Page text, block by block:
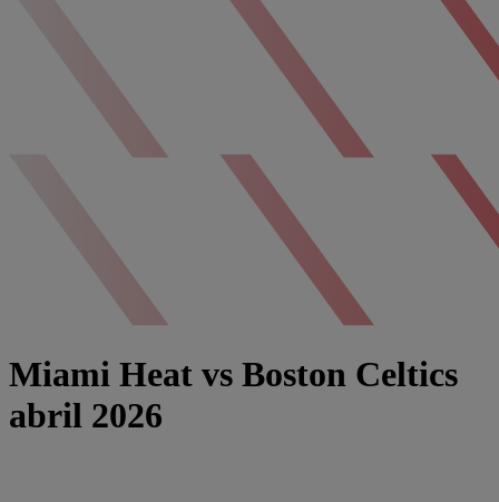
Miami Heat vs Boston Celtics
abril 2026